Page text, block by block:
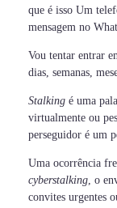
que é isso Um
mensagem no
Vou tentar entrar
dias, semanas,
Stalking é uma
virtualmente ou
perseguidor é um
Uma ocorrência
cyberstalking , o
convites urgentes